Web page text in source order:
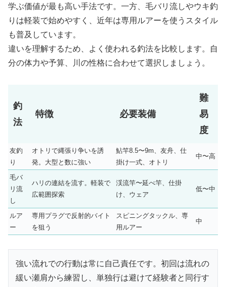
学ぶ価値が最も高い手法です。一方、毛バリ流しやウキ釣
りは軽装で始めやすく、近年は専用ルアーを使うスタイル
も普及しています。
違いを理解するため、よく使われる釣法を比較します。自
分の体力や予算、川の性格に合わせて選択しましょう。
釣
法
特徴 必要装備
難
易
度
友釣
り
オトリで縄張り争いを誘
発。大型と数に強い
鮎竿8.5〜9m、友舟、仕
掛け一式、オトリ
中〜高
毛バ
リ流
し
ハリの連結を流す。軽装で
広範囲探索
渓流竿〜延べ竿、仕掛
け、ウェア
低〜中
ルア
ー
専用プラグで反射的バイト
を狙う
スピニングタックル、専
用ルアー
中
強い流れでの行動は常に自己責任です。初回は流れの
緩い瀬肩から練習し、単独行は避けて経験者と同行す